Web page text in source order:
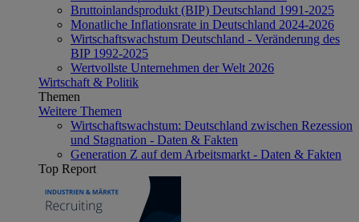
Bruttoinlandsprodukt (BIP) Deutschland 1991-2025
Monatliche Inflationsrate in Deutschland 2024-2026
Wirtschaftswachstum Deutschland - Veränderung des
BIP 1992-2025
Wertvollste Unternehmen der Welt 2026
Wirtschaft & Politik
Themen
Weitere Themen
Wirtschaftswachstum: Deutschland zwischen Rezession
und Stagnation - Daten & Fakten
Generation Z auf dem Arbeitsmarkt - Daten & Fakten
Top Report